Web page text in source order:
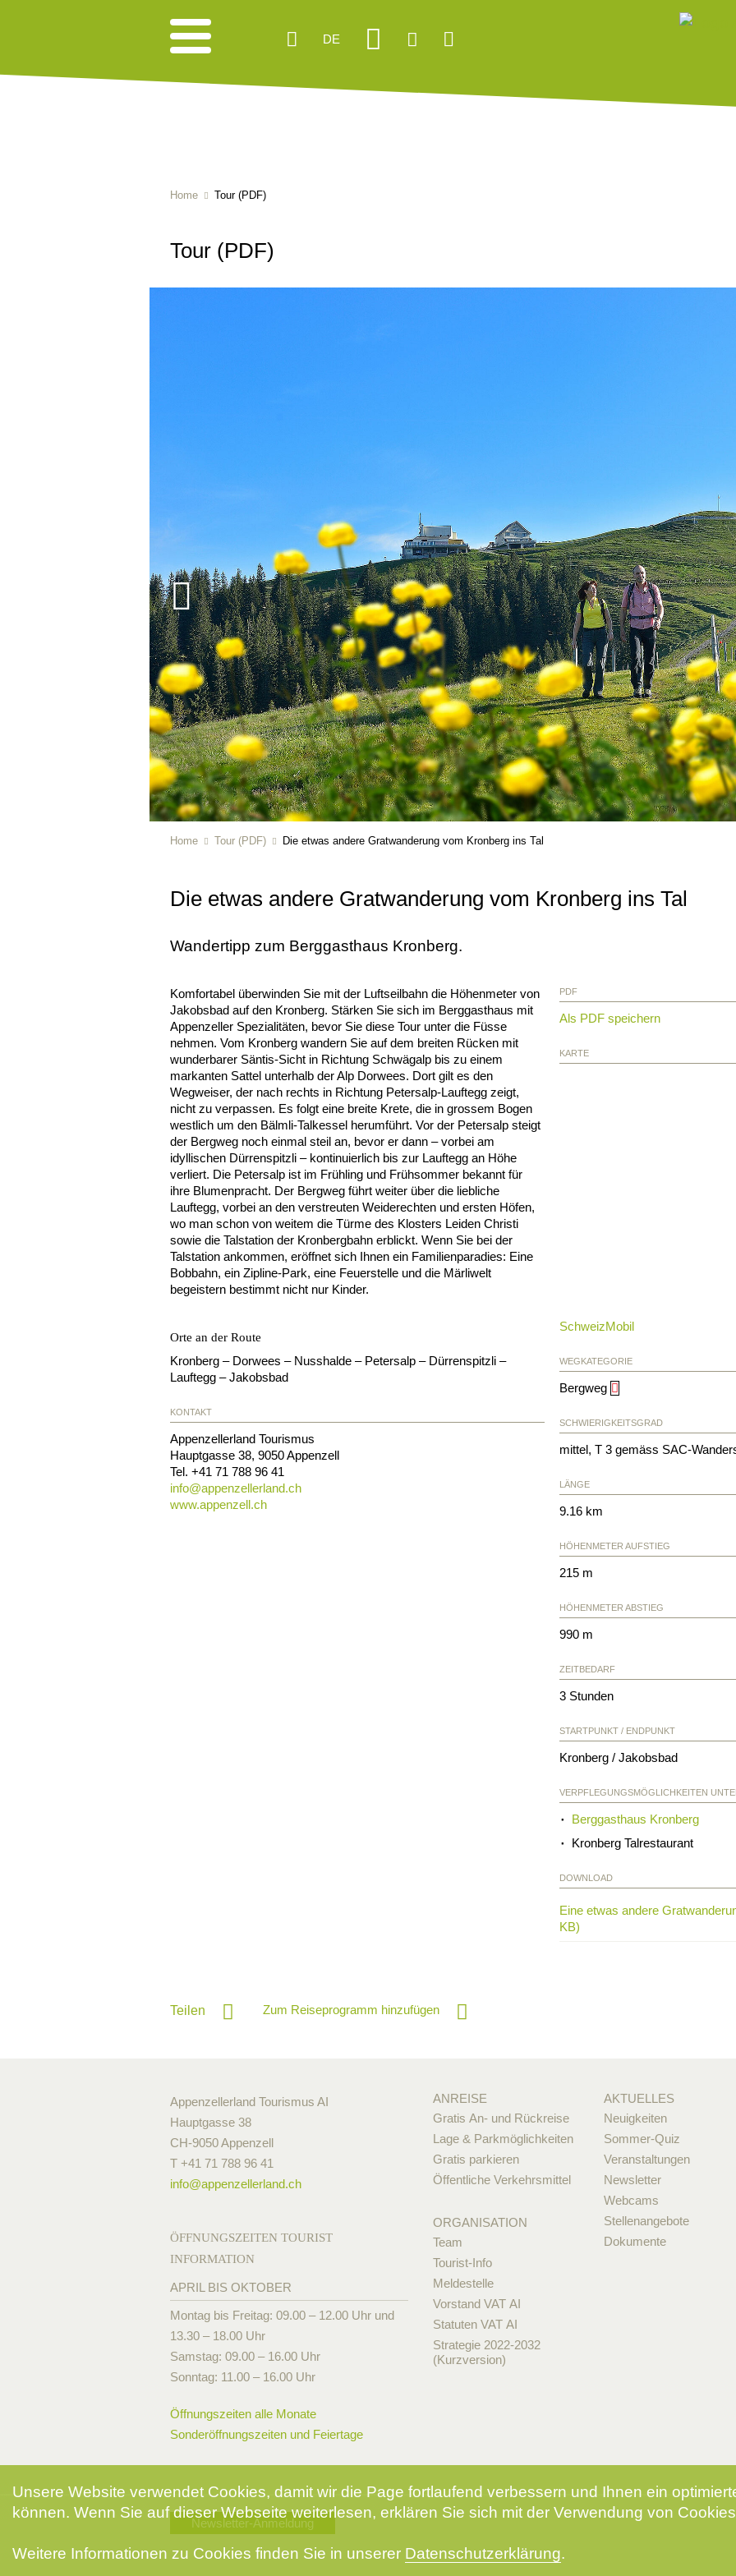
DE
Home Tour (PDF)
Tour (PDF)
Home Tour (PDF) Die etwas andere Gratwanderung vom Kronberg ins Tal
Die etwas andere Gratwanderung vom Kronberg ins Tal
Wandertipp zum Berggasthaus Kronberg.
Komfortabel überwinden Sie mit der Luftseilbahn die Höhenmeter von
Jakobsbad auf den Kronberg. Stärken Sie sich im Berggasthaus mit
Appenzeller Spezialitäten, bevor Sie diese Tour unter die Füsse
nehmen. Vom Kronberg wandern Sie auf dem breiten Rücken mit
wunderbarer Säntis-Sicht in Richtung Schwägalp bis zu einem
markanten Sattel unterhalb der Alp Dorwees. Dort gilt es den
Wegweiser, der nach rechts in Richtung Petersalp-Lauftegg zeigt,
nicht zu verpassen. Es folgt eine breite Krete, die in grossem Bogen
westlich um den Bälmli-Talkessel herumführt. Vor der Petersalp steigt
der Bergweg noch einmal steil an, bevor er dann – vorbei am
idyllischen Dürrenspitzli – kontinuierlich bis zur Lauftegg an Höhe
verliert. Die Petersalp ist im Frühling und Frühsommer bekannt für
ihre Blumenpracht. Der Bergweg führt weiter über die liebliche
Lauftegg, vorbei an den verstreuten Weiderechten und ersten Höfen,
wo man schon von weitem die Türme des Klosters Leiden Christi
sowie die Talstation der Kronbergbahn erblickt. Wenn Sie bei der
Talstation ankommen, eröffnet sich Ihnen ein Familienparadies: Eine
Bobbahn, ein Zipline-Park, eine Feuerstelle und die Märliwelt
begeistern bestimmt nicht nur Kinder.
Orte an der Route
Kronberg – Dorwees – Nusshalde – Petersalp – Dürrenspitzli –
Lauftegg – Jakobsbad
KONTAKT
Appenzellerland Tourismus
Hauptgasse 38, 9050Appenzell
Tel. +41 71 788 96 41
info@appenzellerland.ch
www.appenzell.ch
PDF
Als PDF speichern
KARTE
SchweizMobil
WEGKATEGORIE
Bergweg
SCHWIERIGKEITSGRAD
mittel, T 3 gemäss SAC-
LÄNGE
9.16 km
HÖHENMETER AUFSTIEG
215 m
HÖHENMETER ABSTIEG
990 m
ZEITBEDARF
3 Stunden
STARTPUNKT / ENDPUNKT
Kronberg / Jakobsbad
VERPFLEGUNGSMÖGLICHKEITEN
Berggasthaus Kronberg
Kronberg Talrestaurant
DOWNLOAD
Eine etwas andere
KB)
Teilen Zum Reiseprogramm hinzufügen
Appenzellerland Tourismus AI
Hauptgasse 38
CH-9050 Appenzell
T +41 71 788 96 41
info@appenzellerland.ch
ÖFFNUNGSZEITEN TOURIST
INFORMATION
APRIL BIS OKTOBER
Montag bis Freitag: 09.00 – 12.00 Uhr und
13.30 – 18.00 Uhr
Samstag: 09.00 – 16.00 Uhr
Sonntag: 11.00 – 16.00 Uhr
Öffnungszeiten alle Monate
Sonderöffnungszeiten und Feiertage
ANREISE
Gratis An- und Rückreise
Lage & Parkmöglichkeiten
Gratis parkieren
Öffentliche Verkehrsmittel
ORGANISATION
Team
Tourist-Info
Meldestelle
Vorstand VAT AI
Statuten VAT AI
Strategie 2022-2032
(Kurzversion)
AKTUELLES
Neuigkeiten
Sommer-Quiz
Veranstaltungen
Newsletter
Webcams
Stellenangebote
Dokumente
Newsletter-Anmeldung
Unsere Website verwendet Cookies, damit wir die Page fortlaufend verbessern und Ihnen ein
können. Wenn Sie auf dieser Webseite weiterlesen, erklären Sie sich mit der Verwendung von
Weitere Informationen zu Cookies finden Sie in unserer Datenschutzerklärung.